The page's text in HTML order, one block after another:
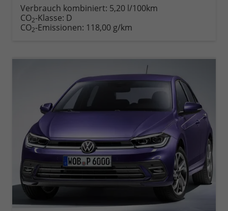
anfordern
Datei,
Verbrauch kombiniert: 5,20 l/100km
CO2-Klasse: D
CO2-Emissionen: 118,00 g/km